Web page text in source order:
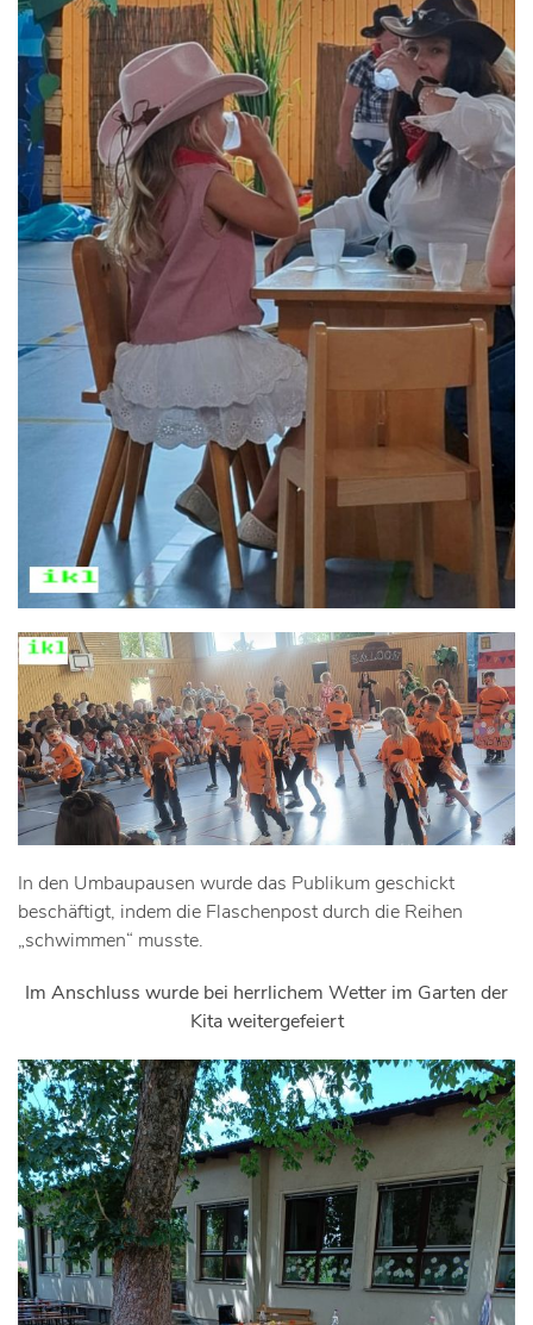
In den Umbaupausen wurde das Publikum geschickt
beschäftigt, indem die Flaschenpost durch die Reihen
„schwimmen“ musste.
Im Anschluss wurde bei herrlichem Wetter im Garten der
Kita weitergefeiert